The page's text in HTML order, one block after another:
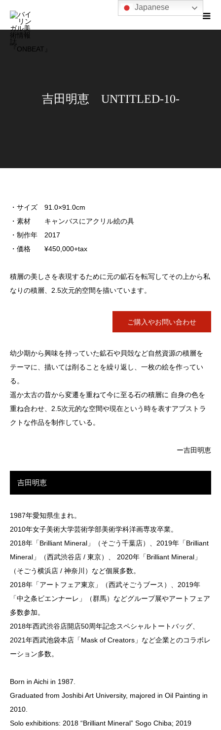
吉田明恵 UNTITLED-10-
・サイズ 91.0×91.0cm
・素材 キャンバスにアクリル絵の具
・制作年 2017
・価格 ¥450,000+tax
積層の美しさを表現するために元の鉱石を転写してその上から私
なりの積層、2.5次元的空間を描いています。
ご購入やお問い合わせ
幼少期から興味を持っていた鉱石や貝殻など自然資源の積層を
テーマに、描いては削ることを繰り返し、一枚の絵を作ってい
る。
遥か太古の昔から変遷を重ねて今に至る石の積層に 自身の色を
重ね合わせ、2.5次元的な空間や現在という時を表すアブストラ
クトな作品を制作している。
ー吉田明恵
吉田明恵
1987年愛知県生まれ。
2010年女子美術大学芸術学部美術学科洋画専攻卒業。
2018年「Brilliant Mineral」（そごう千葉店）、2019年「Brilliant
Mineral」（西武渋谷店 / 東京）、 2020年「Brilliant Mineral」
（そごう横浜店 / 神奈川）など個展多数。
2018年「アートフェア東京」（西武そごうブース）、2019年
「中之条ビエンナーレ」（群馬）などグループ展やアートフェア
多数参加。
2018年西武渋谷店開店50周年記念スペシャルトートバッグ、
2021年西武池袋本店「Mask of Creators」など企業とのコラボレ
ーション多数。
Born in Aichi in 1987.
Graduated from Joshibi Art University, majored in Oil Painting in
2010.
Solo exhibitions: 2018 “Brilliant Mineral” Sogo Chiba; 2019
Japanese